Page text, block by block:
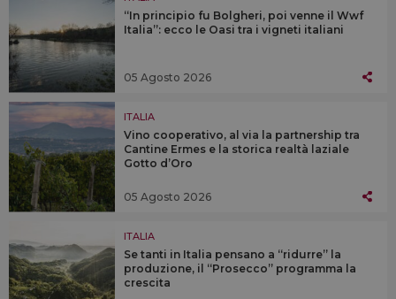
“In principio fu Bolgheri, poi venne il Wwf
Italia”: ecco le Oasi tra i vigneti italiani
05 Agosto 2026
ITALIA
Vino cooperativo, al via la partnership tra
Cantine Ermes e la storica realtà laziale
Gotto d’Oro
05 Agosto 2026
ITALIA
Se tanti in Italia pensano a “ridurre” la
produzione, il “Prosecco” programma la
crescita